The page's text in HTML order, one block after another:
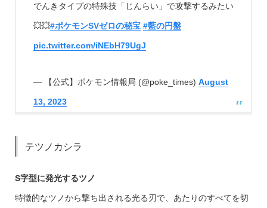
でんきタイプの特殊技「じんらい」で攻撃するみたい
💥💥#ポケモンSVゼロの秘宝 #藍の円盤
pic.twitter.com/iNEbH79UgJ
— 【公式】ポケモン情報局 (@poke_times) August
13, 2023
テツノカシラ
S字型に発光するツノ
特徴的なツノから撃ち出される光る刃で、あたりのすべてを切